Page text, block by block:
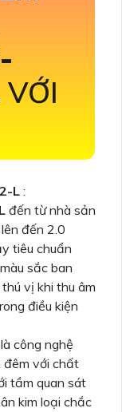
VỚI
L:
đến từ nhà sản
đến 2.0
tiêu chuẩn
sắc ban
vị khi thu âm
điều kiện
là công nghệ
đêm với chất
tầm quan sát
kim loại chắc